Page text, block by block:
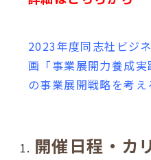
2023年度同志社ビジ
画「事業展開力養成
の事業展開戦略を考
開催日程・カ